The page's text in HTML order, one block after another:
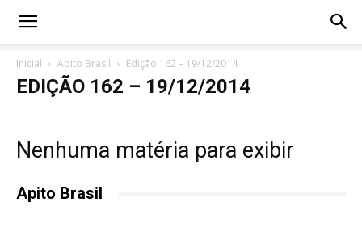
Inicial Apito Brasil Edição 162 – 19/12/2014
EDIÇÃO 162 – 19/12/2014
Nenhuma matéria para exibir
Apito Brasil